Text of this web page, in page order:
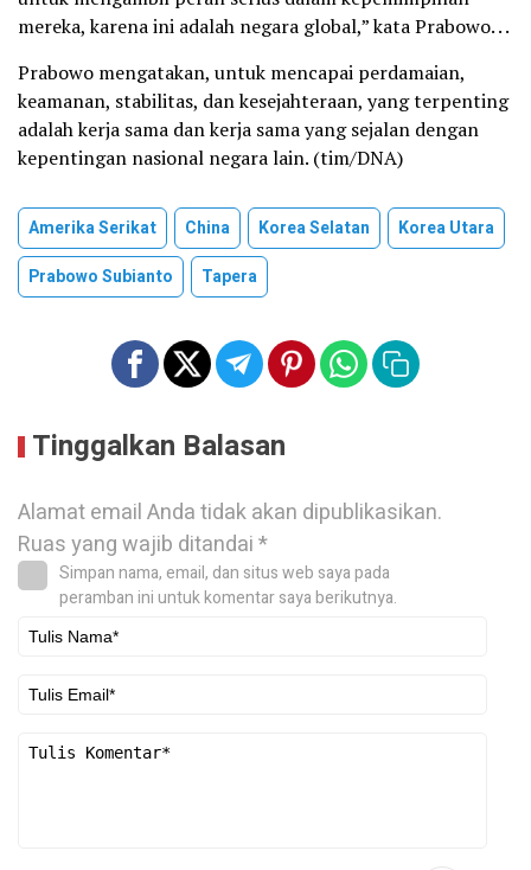
mereka, karena ini adalah negara global,” kata Prabowo. . .
Prabowo mengatakan, untuk mencapai perdamaian,
keamanan, stabilitas, dan kesejahteraan, yang terpenting
adalah kerja sama dan kerja sama yang sejalan dengan
kepentingan nasional negara lain. (tim/DNA)
Amerika Serikat China Korea Selatan
Korea Utara
Prabowo Subianto
Tapera
Tinggalkan Balasan
Alamat email Anda tidak akan dipublikasikan.
Ruas yang wajib ditandai*
Simpan nama, email, dan situs web saya pada
peramban ini untuk komentar saya berikutnya.